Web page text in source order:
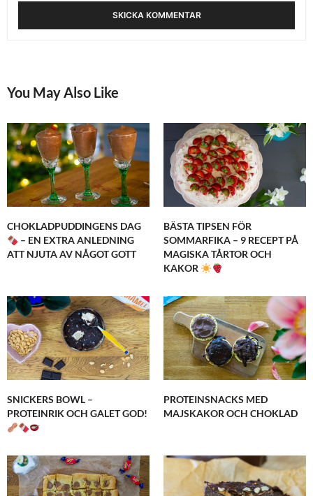
You May Also Like
CHOKLADPUDDINGENS DAG
– EN EXTRA ANLEDNING
ATT NJUTA AV NÅGOT GOTT
BÄSTA TIPSEN FÖR
SOMMARFIKA – 9 RECEPT PÅ
MAGISKA TÅRTOR OCH
KAKOR
SNICKERS BOWL –
PROTEINRIK OCH GALET GOD!
PROTEINSNACKS MED
MAJSKAKOR OCH CHOKLAD